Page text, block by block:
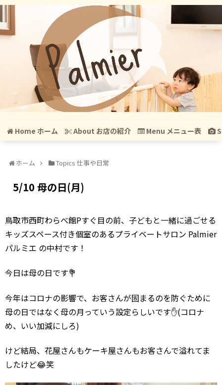
Home ホーム About お店の紹介 Menu メニュー表
ホーム Topics 仕事や日常
5/10 母の日(月)
鳥取市西町わらべ館Pすぐ目の前、子どもと一緒に過ごせる
キッズスペース付き個室のあるプライベートサロン Palmier
パルミエ の中村です！
今日は母の日です💐
今年はコロナの影響で、お客さんが固まるのを防ぐために
母の日ではなく母の月っていう設定らしいです✋(コロナ
め、いい加減にしろ)
けど結局、花屋さんもケーキ屋さんもお客さんで溢れてま
したけど😂笑